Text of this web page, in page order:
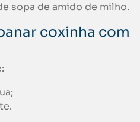
sopa de amido de milho.
coxinha com